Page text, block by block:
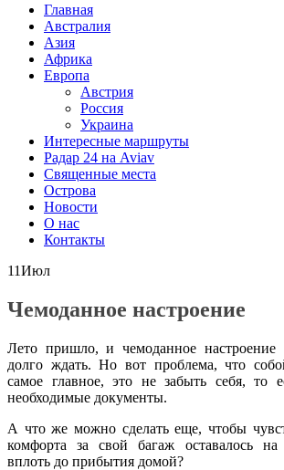
Главная
Австралия
Азия
Африка
Европа
Австрия
Россия
Украина
Интересные маршруты
Радар 24 на Aviav
Священные места
Острова
Новости
О нас
Контакты
11Июл
Чемоданное настроение
Лето пришло, и чемоданное настроение
долго ждать. Но вот проблема, что
самое главное, это не забыть себя, то
необходимые документы.
А что же можно сделать еще, чтобы
комфорта за свой багаж оставалось на
вплоть до прибытия домой?